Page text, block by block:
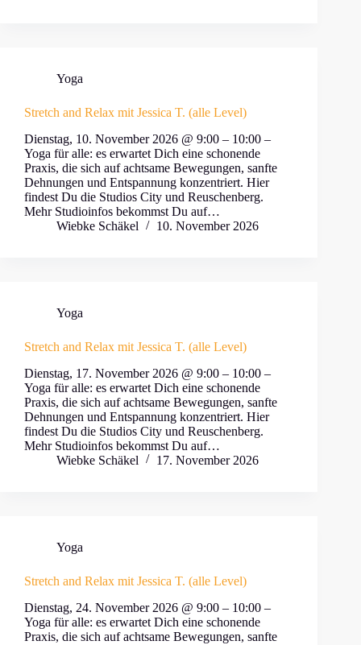
Yoga
Stretch and Relax mit Jessica T. (alle Level)
Dienstag, 10. November 2026 @ 9:00 – 10:00 –
Yoga für alle: es erwartet Dich eine schonende
Praxis, die sich auf achtsame Bewegungen, sanfte
Dehnungen und Entspannung konzentriert. Hier
findest Du die Studios City und Reuschenberg.
Mehr Studioinfos bekommst Du auf…
Wiebke Schäkel
10. November 2026
Yoga
Stretch and Relax mit Jessica T. (alle Level)
Dienstag, 17. November 2026 @ 9:00 – 10:00 –
Yoga für alle: es erwartet Dich eine schonende
Praxis, die sich auf achtsame Bewegungen, sanfte
Dehnungen und Entspannung konzentriert. Hier
findest Du die Studios City und Reuschenberg.
Mehr Studioinfos bekommst Du auf…
Wiebke Schäkel
17. November 2026
Yoga
Stretch and Relax mit Jessica T. (alle Level)
Dienstag, 24. November 2026 @ 9:00 – 10:00 –
Yoga für alle: es erwartet Dich eine schonende
Praxis, die sich auf achtsame Bewegungen, sanfte